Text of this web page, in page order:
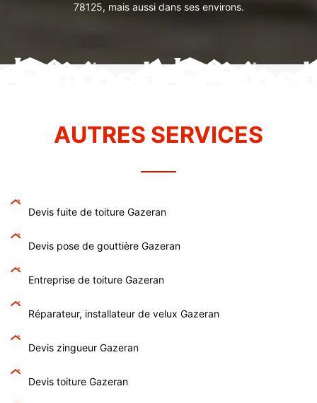
78125, mais aussi dans ses environs.
AUTRES SERVICES
Devis fuite de toiture Gazeran
Devis pose de gouttière Gazeran
Entreprise de toiture Gazeran
Réparateur, installateur de velux Gazeran
Devis zingueur Gazeran
Devis toiture Gazeran